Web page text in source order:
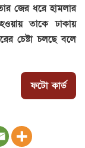
জের ধরে হামলার
তাকে ঢাকায়
চেষ্টা চলছে বলে
ফটো কার্ড